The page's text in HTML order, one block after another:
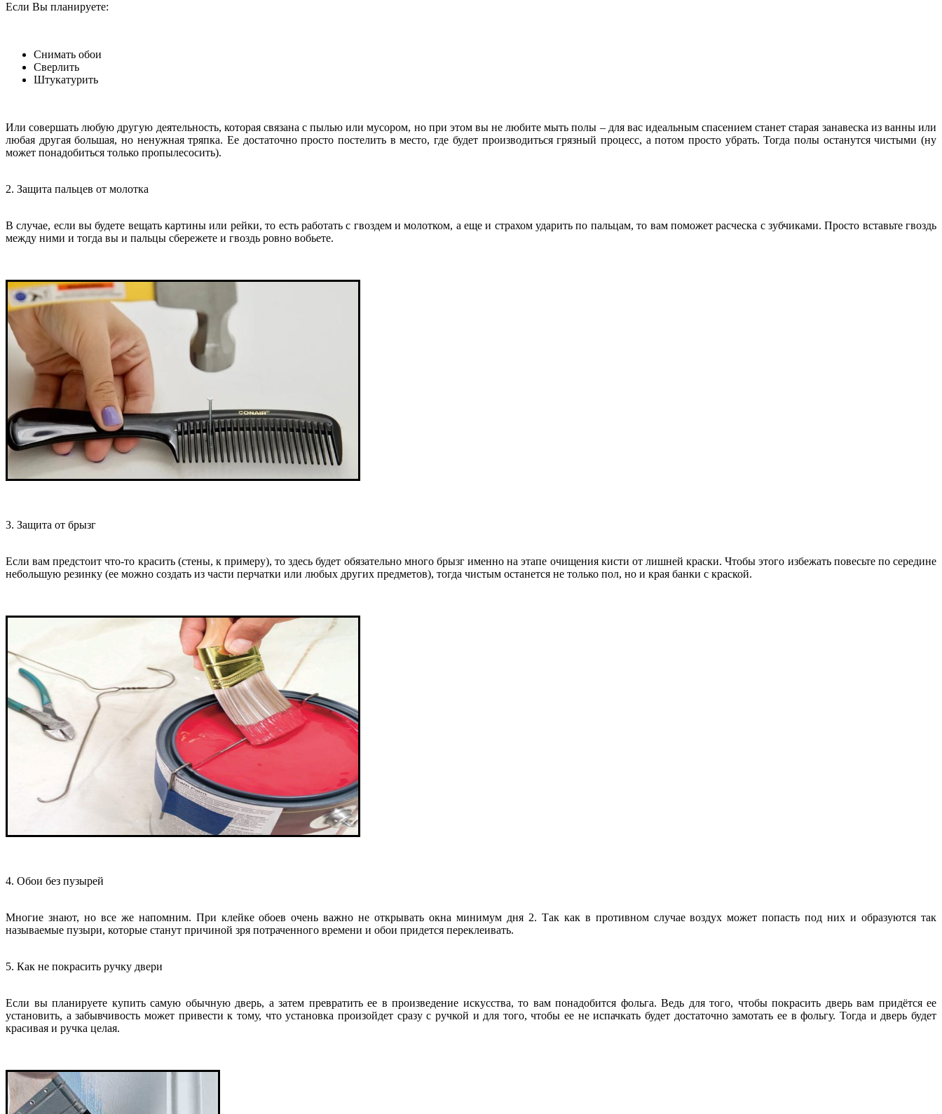
Если Вы планируете:
Снимать обои
Сверлить
Штукатурить
Или совершать любую другую деятельность, которая связана с пылью или мусором, но при этом вы не любите мыть полы – для вас идеальным спасением станет старая занавеска из ванны или
любая другая большая, но ненужная тряпка. Ее достаточно просто постелить в место, где будет производиться грязный процесс, а потом просто убрать. Тогда полы останутся чистыми (ну
может понадобиться только пропылесосить).
2. Защита пальцев от молотка
В случае, если вы будете вещать картины или рейки, то есть работать с гвоздем и молотком, а еще и страхом ударить по пальцам, то вам поможет расческа с зубчиками. Просто вставьте гвоздь
между ними и тогда вы и пальцы сбережете и гвоздь ровно вобьете.
3. Защита от брызг
Если вам предстоит что-то красить (стены, к примеру), то здесь будет обязательно много брызг именно на этапе очищения кисти от лишней краски. Чтобы этого избежать повесьте по середине
небольшую резинку (ее можно создать из части перчатки или любых других предметов), тогда чистым останется не только пол, но и края банки с краской.
4. Обои без пузырей
Многие знают, но все же напомним. При клейке обоев очень важно не открывать окна минимум дня 2. Так как в противном случае воздух может попасть под них и образуются так
называемые пузыри, которые станут причиной зря потраченного времени и обои придется переклеивать.
5. Как не покрасить ручку двери
Если вы планируете купить самую обычную дверь, а затем превратить ее в произведение искусства, то вам понадобится фольга. Ведь для того, чтобы покрасить дверь вам придётся ее
установить, а забывчивость может привести к тому, что установка произойдет сразу с ручкой и для того, чтобы ее не испачкать будет достаточно замотать ее в фольгу. Тогда и дверь будет
красивая и ручка целая.